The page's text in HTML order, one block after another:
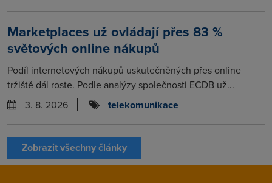
Marketplaces už ovládají přes 83 %
světových online nákupů
Podíl internetových nákupů uskutečněných přes online
tržiště dál roste. Podle analýzy společnosti ECDB už...
3. 8. 2026
telekomunikace
Zobrazit všechny články